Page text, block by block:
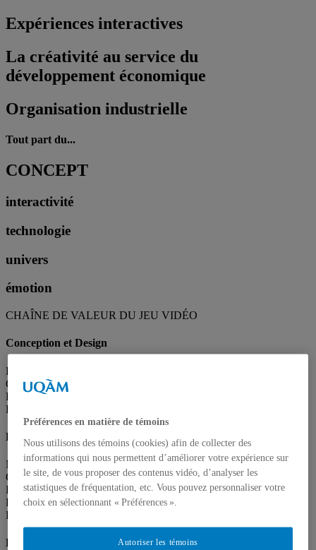
Expériences interactives
La créativité au service du
développement économique
Organisation industrielle
Tout part du...
CONCEPT
interactivité
technologie
univers
émotion
CHAÎNE DE VALEUR DU JEU VIDÉO
Conception et Design
Prototype
Choix technologiques
Besoins et échéanciers
Portée et envergure
Développement
MVP / Tranche verticale
Cahiers de charges
Bibles et scénario
Recherche
Échantillons
Production
Préférences en matière de témoins
Nous utilisons des témoins (cookies) afin de collecter des
informations qui nous permettent d’améliorer votre expérience sur
le site, de vous proposer des contenus vidéo, d’analyser les
statistiques de fréquentation, etc. Vous pouvez personnaliser votre
choix en sélectionnant « Préférences ».
Autoriser les témoins